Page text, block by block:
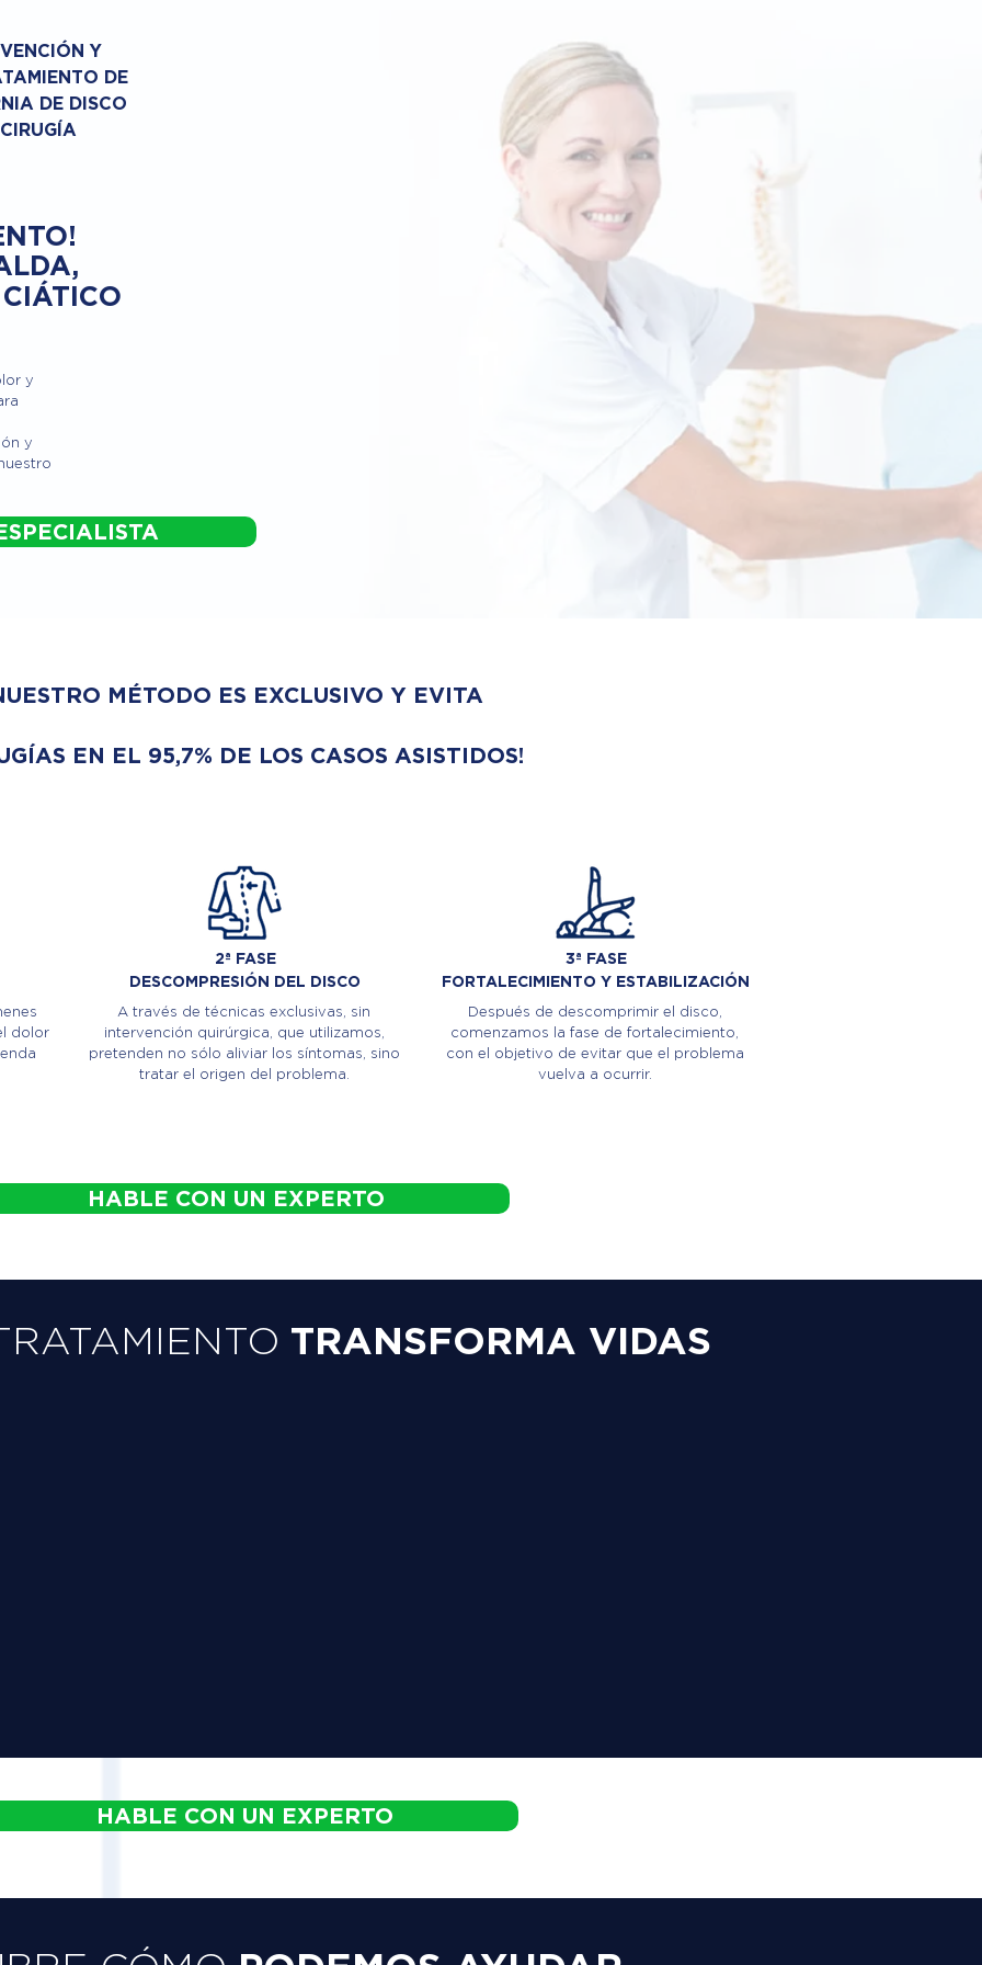
Y
DE
DE DISCO
y
y
MÉTODO ES EXCLUSIVO Y EVITA
EN EL 95,7% DE LOS CASOS ASISTIDOS!
dolor
2ª FASE
DESCOMPRESIÓN DEL DISCO
A través de técnicas exclusivas, sin
intervención quirúrgica, que utilizamos,
pretenden no sólo aliviar los síntomas, sino
tratar el origen del problema.
3ª FASE
FORTALECIMIENTO Y ESTABILIZACIÓN
Después de descomprimir el disco,
comenzamos la fase de fortalecimiento,
con el objetivo de evitar que el problema
vuelva a ocurrir.
HABLE CON UN EXPERTO
TRANSFORMA VIDAS
HABLE CON UN EXPERTO